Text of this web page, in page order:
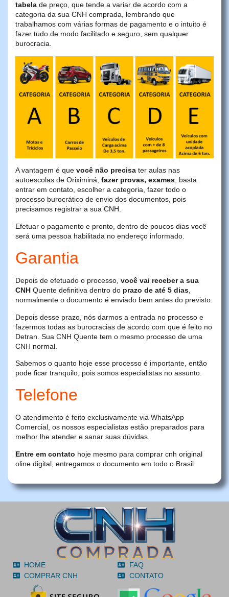
tabela de preço, que tende a variar de acordo com a
categoria da sua CNH comprada, lembrando que
trabalhamos com várias formas de pagamento e o intuito é
fazer tudo de modo facilitado e seguro, sem qualquer
burocracia.
A vantagem é que você não precisa ter aulas nas
autoescolas de Oriximiná, fazer provas, exames, basta
entrar em contato, escolher a categoria, fazer todo o
processo burocrático de envio dos documentos, pois
precisamos registrar a sua CNH.
Efetuar o pagamento e pronto, dentro de poucos dias você
será uma pessoa habilitada no endereço informado.
Garantia
Depois de efetuado o processo, você vai receber a sua
CNH Quente definitiva dentro do prazo de até 5 dias,
normalmente o documento é enviado bem antes do previsto.
Depois desse prazo, nós darmos a entrada no processo e
fazermos todas as burocracias de acordo com que é feito no
Detran. Sua CNH Quente tem o mesmo processo de uma
CNH normal.
Sabemos o quanto hoje esse processo é importante, então
pode ficar tranquilo, pois somos especialistas no assunto.
Telefone
O atendimento é feito exclusivamente via WhatsApp
Comercial, os nossos especialistas estão preparados para
melhor lhe atender e sanar suas dúvidas.
Entre em contato hoje mesmo para comprar cnh original
oline digital, entregamos o documento em todo o Brasil.
HOME
COMPRAR CNH
FAQ
CONTATO